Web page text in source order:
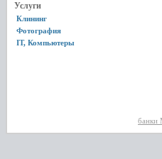
Услуги
Клининг
Фотография
IT, Компьютеры
банки